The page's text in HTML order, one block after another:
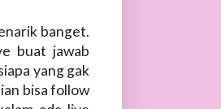
banget.
buat jawab
yang gak
bisa follow